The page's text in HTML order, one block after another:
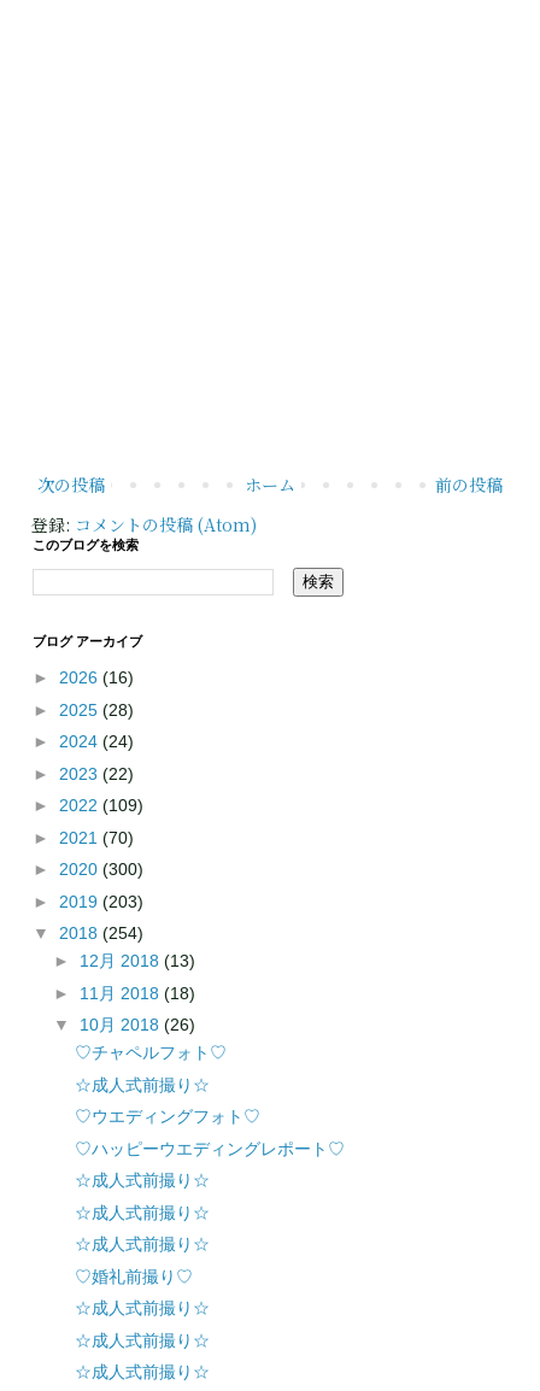
次の投稿 前の投稿
ホーム
登録: コメントの投稿 (Atom)
このブログを検索
ブログ アーカイブ
► 2026 (16)
► 2025 (28)
► 2024 (24)
► 2023 (22)
► 2022 (109)
► 2021 (70)
► 2020 (300)
► 2019 (203)
▼ 2018 (254)
► 12月 2018 (13)
► 11月 2018 (18)
▼ 10月 2018 (26)
♡チャペルフォト♡
☆成人式前撮り☆
♡ウエディングフォト♡
♡ハッピーウエディングレポート♡
☆成人式前撮り☆
☆成人式前撮り☆
☆成人式前撮り☆
♡婚礼前撮り♡
☆成人式前撮り☆
☆成人式前撮り☆
☆成人式前撮り☆